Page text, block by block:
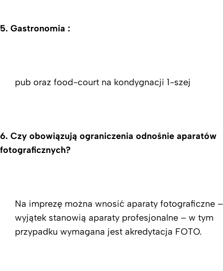
5. Gastronomia :
pub oraz food-court na kondygnacji 1-szej
6. Czy obowiązują ograniczenia odnośnie aparatów
fotograficznych?
Na imprezę można wnosić aparaty fotograficzne –
wyjątek stanowią aparaty profesjonalne – w tym
przypadku wymagana jest akredytacja FOTO.